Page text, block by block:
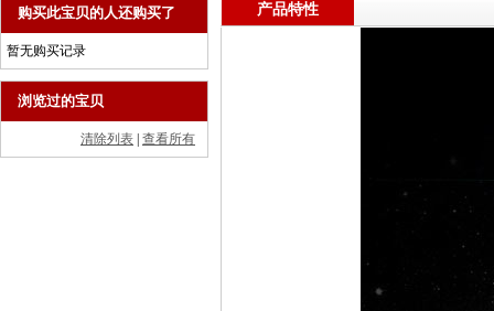
购买此宝贝的人还购买了
暂无购买记录
浏览过的宝贝
清除列表 查看所有
产品特性